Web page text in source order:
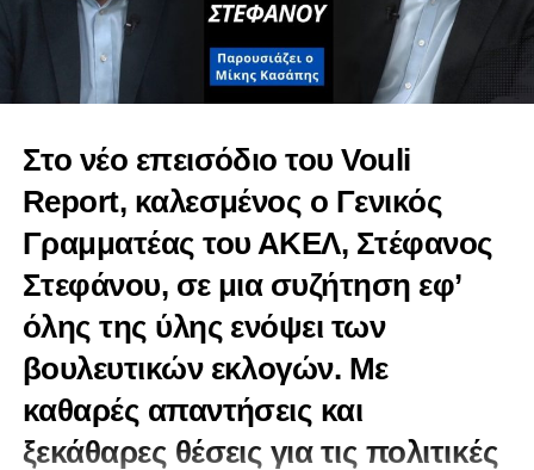
Στο νέο επεισόδιο του Vouli
Report, καλεσμένος ο Γενικός
Γραμματέας του ΑΚΕΛ, Στέφανος
Στεφάνου, σε μια συζήτηση εφ’
όλης της ύλης ενόψει των
βουλευτικών εκλογών. Με
καθαρές απαντήσεις και
ξεκάθαρες θέσεις για τις πολιτικές